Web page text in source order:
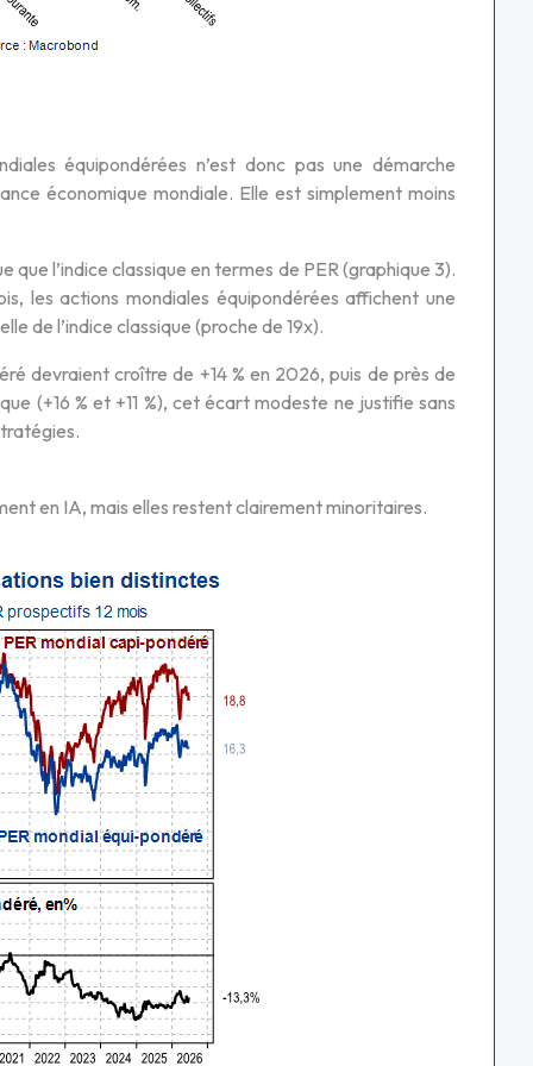
équipondérées n’est donc pas une démarche
économique mondiale. Elle est simplement moins
l’indice classique en termes de PER (graphique 3).
les actions mondiales équipondérées affichent une
de l’indice classique (proche de 19x).
devraient croître de +14 % en 2026, puis de près de
(+16 % et +11 %), cet écart modeste ne justifie sans
en IA, mais elles restent clairement minoritaires.